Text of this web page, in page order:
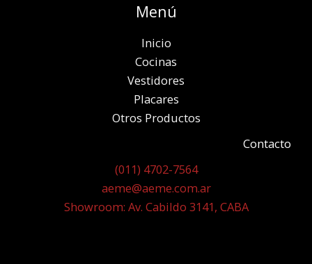
Menú
Inicio
Cocinas
Vestidores
Placares
Otros Productos
Contacto
(011) 4702-7564
aeme@aeme.com.ar
Showroom: Av. Cabildo 3141, CABA